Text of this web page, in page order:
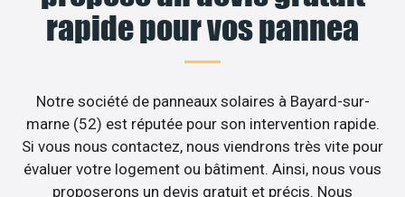
rapide pour vos pannea
Notre société de panneaux solaires à Bayard-sur-
marne (52) est réputée pour son intervention rapide.
Si vous nous contactez, nous viendrons très vite pour
évaluer votre logement ou bâtiment. Ainsi, nous vous
proposerons un devis gratuit et précis. Nous